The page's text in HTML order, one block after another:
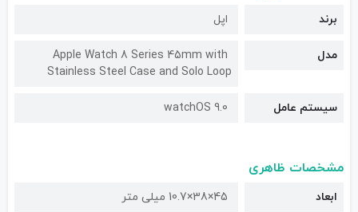
برند اپل
مدل
Apple Watch 8 Series 45mm with
Stainless Steel Case and Solo Loop
سیستم عامل watchOS 9.0
مشخصات ظاهری
ابعاد 45×38×10.7 میلی متر